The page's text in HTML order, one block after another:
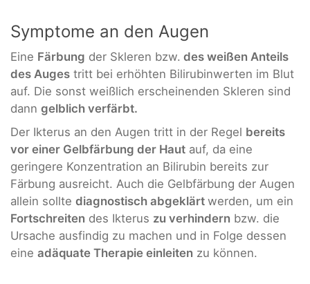
Symptome an den Augen
Eine Färbung der Skleren bzw. des weißen Anteils
des Auges tritt bei erhöhten Bilirubinwerten im Blut
auf. Die sonst weißlich erscheinenden Skleren sind
dann gelblich verfärbt.
Der Ikterus an den Augen tritt in der Regel bereits
vor einer Gelbfärbung der Haut auf, da eine
geringere Konzentration an Bilirubin bereits zur
Färbung ausreicht. Auch die Gelbfärbung der Augen
allein sollte diagnostisch abgeklärt werden, um ein
Fortschreiten des Ikterus zu verhindern bzw. die
Ursache ausfindig zu machen und in Folge dessen
eine adäquate Therapie einleiten zu können.